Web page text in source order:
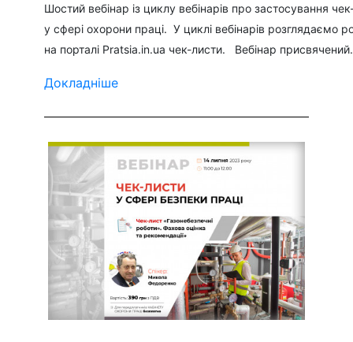
Шостий вебінар із циклу вебінарів про застосування
у сфері охорони праці. У циклі вебінарів розглядаємо
на порталі Pratsia.in.ua чек-листи. Вебінар
Докладніше